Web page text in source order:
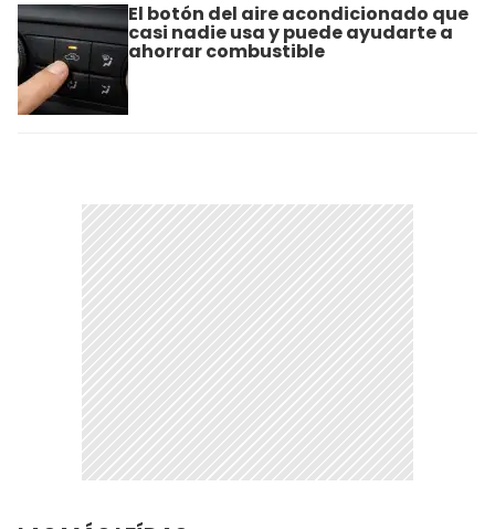
El botón del aire acondicionado que
casi nadie usa y puede ayudarte a
ahorrar combustible